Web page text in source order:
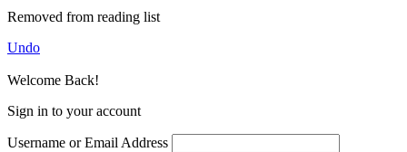
Removed from reading list
Undo
Welcome Back!
Sign in to your account
Username or Email Address